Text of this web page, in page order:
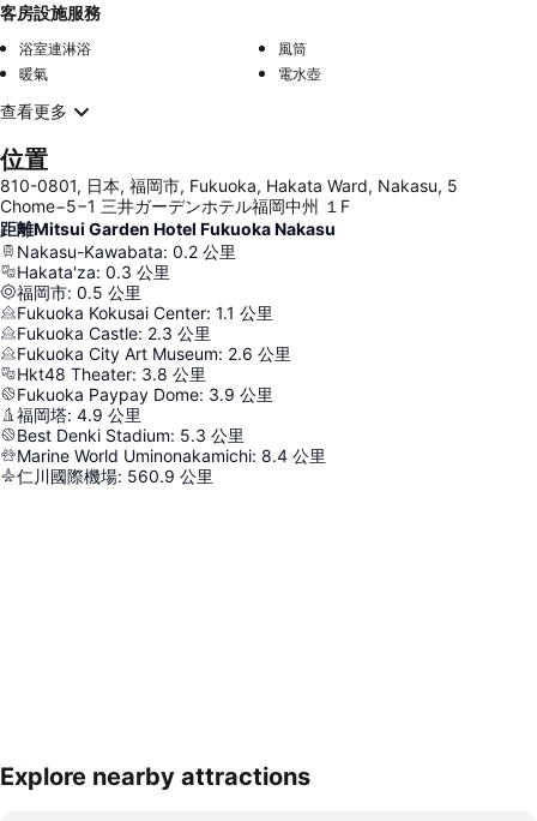
客房設施服務
浴室連淋浴
風筒
暖氣
電水壺
查看更多
位置
810-0801, 日本, 福岡市, Fukuoka, Hakata Ward, Nakasu, 5
Chome−5−1 三井ガーデンホテル福岡中州 １F
距離Mitsui Garden Hotel Fukuoka Nakasu
Nakasu-Kawabata: 0.2 公里
Hakata'za: 0.3 公里
福岡市: 0.5 公里
Fukuoka Kokusai Center: 1.1 公里
Fukuoka Castle: 2.3 公里
Fukuoka City Art Museum: 2.6 公里
Hkt48 Theater: 3.8 公里
Fukuoka Paypay Dome: 3.9 公里
福岡塔: 4.9 公里
Best Denki Stadium: 5.3 公里
Marine World Uminonakamichi: 8.4 公里
仁川國際機場: 560.9 公里
展開地圖
Explore nearby attractions